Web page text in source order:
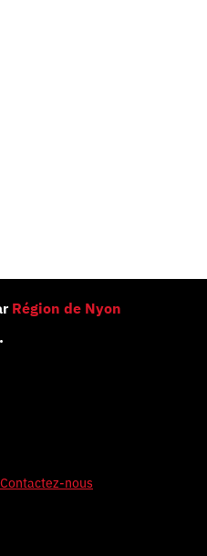
Région de Nyon
Contactez-nous